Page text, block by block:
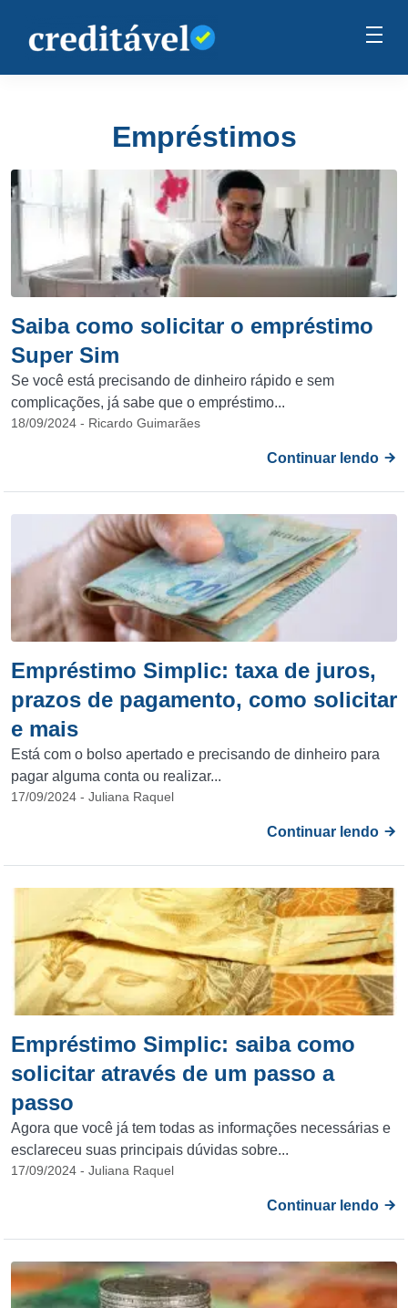
Empréstimos
Saiba como solicitar o empréstimo
Super Sim
Se você está precisando de dinheiro rápido e sem
complicações, já sabe que o empréstimo...
18/09/2024 - Ricardo Guimarães
Continuar lendo
Empréstimo Simplic: taxa de juros,
prazos de pagamento, como solicitar
e mais
Está com o bolso apertado e precisando de dinheiro para
pagar alguma conta ou realizar...
17/09/2024 - Juliana Raquel
Continuar lendo
Empréstimo Simplic: saiba como
solicitar através de um passo a
passo
Agora que você já tem todas as informações necessárias e
esclareceu suas principais dúvidas sobre...
17/09/2024 - Juliana Raquel
Continuar lendo